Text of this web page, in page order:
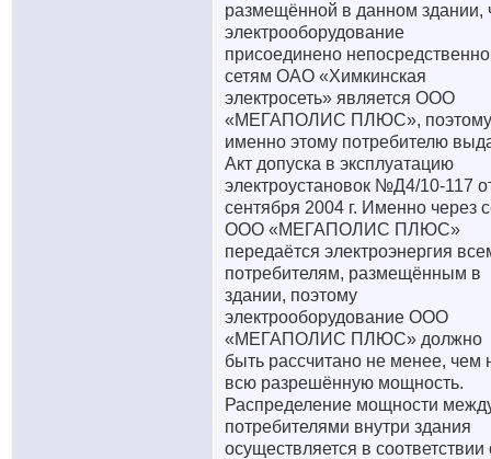
размещённой в данном здании,
электрооборудование
присоединено непосредственно
сетям ОАО «Химкинская
электросеть» является ООО
«МЕГАПОЛИС ПЛЮС», поэтому
именно этому потребителю
Акт допуска в эксплуатацию
электроустановок №Д4/10-117
сентября 2004 г. Именно через
ООО «МЕГАПОЛИС ПЛЮС»
передаётся электроэнергия
потребителям, размещённым в
здании, поэтому
электрооборудование ООО
«МЕГАПОЛИС ПЛЮС» должно
быть рассчитано не менее, чем
всю разрешённую мощность.
Распределение мощности
потребителями внутри здания
осуществляется в соответствии